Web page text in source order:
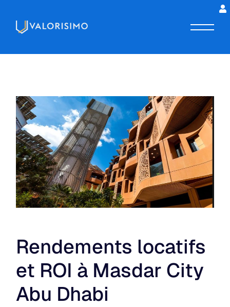
Rendements locatifs
et ROI à Masdar City
Abu Dhabi